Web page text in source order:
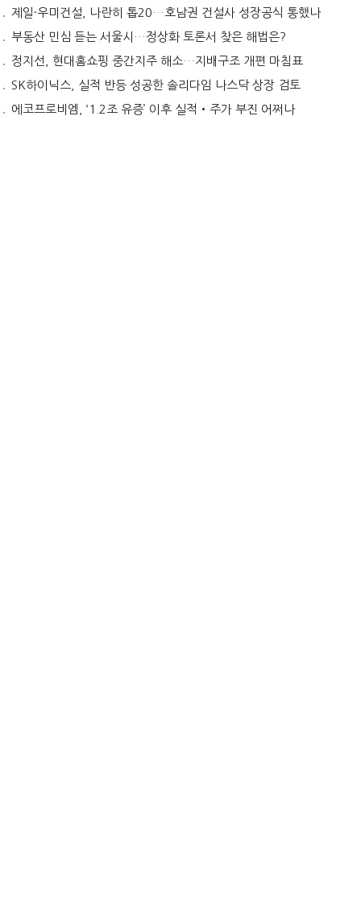
제일·우미건설, 나란히 톱20…호남권 건설사 성장공식 통했나
부동산 민심 듣는 서울시…정상화 토론서 찾은 해법은?
정지선, 현대홈쇼핑 중간지주 해소…지배구조 개편 마침표
SK하이닉스, 실적 반등 성공한 솔리다임 나스닥 상장 검토
에코프로비엠, ‘1.2조 유증’ 이후 실적‧주가 부진 어쩌나